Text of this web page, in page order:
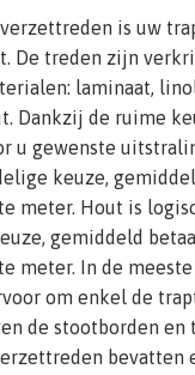
is uw
De treden zijn
laminaat,
Dankzij de ruime
u gewenste
keuze,
meter. Hout is
gemiddeld
meter. In de
om enkel de
de stootborden en
bevatten